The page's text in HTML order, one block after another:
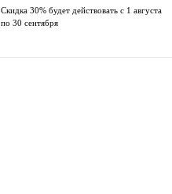
Скидка 30% будет действовать с 1 августа
по 30 сентября